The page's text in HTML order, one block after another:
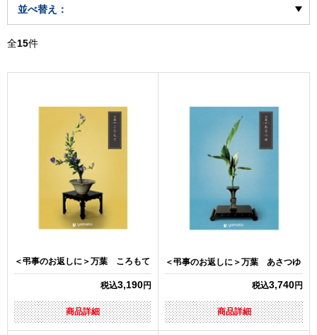
並べ替え：
全15件
＜弔事のお返しに＞万葉 ころもて
税込3,190円
商品詳細
＜弔事のお返しに＞万葉 あさつゆ
税込3,740円
商品詳細